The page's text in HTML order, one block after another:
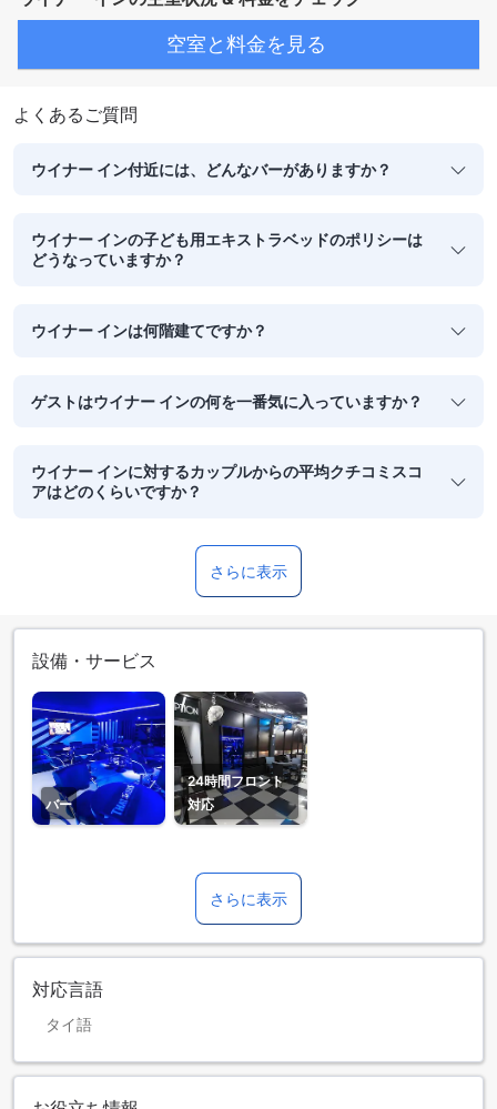
空室と料金を見る
よくあるご質問
ウイナー イン付近には、どんなバーがありますか？
ウイナー インの子ども用エキストラベッドのポリシーは
どうなっていますか？
ウイナー インは何階建てですか？
ゲストはウイナー インの何を一番気に入っていますか？
ウイナー インに対するカップルからの平均クチコミスコ
アはどのくらいですか？
さらに表示
設備・サービス
バー
24時間フロント
対応
さらに表示
対応言語
タイ語